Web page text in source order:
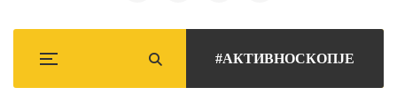
#АКТИВНОСКОПЈЕ